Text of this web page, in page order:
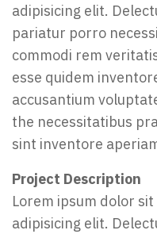
adipisicing elit.
pariatur porro
commodi rem
esse quidem
accusantium
the necessitatibus
sint inventore
Project Description
Lorem ipsum dolor
adipisicing elit.